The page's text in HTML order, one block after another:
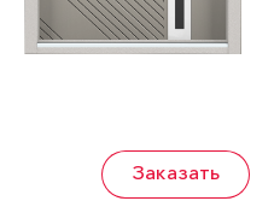
Заказать